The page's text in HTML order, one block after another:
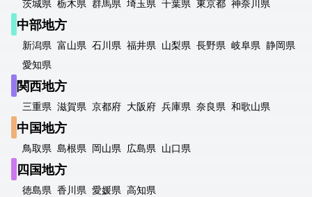
茨城県 栃木県 群馬県 埼玉県 千葉県 東京都 神奈川県
中部地方
新潟県 富山県 石川県 福井県 山梨県 長野県 岐阜県 静岡県
愛知県
関西地方
三重県 滋賀県 京都府 大阪府 兵庫県 奈良県 和歌山県
中国地方
鳥取県 島根県 岡山県 広島県 山口県
四国地方
徳島県 香川県 愛媛県 高知県